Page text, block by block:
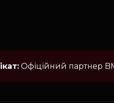
Офіційний партнер